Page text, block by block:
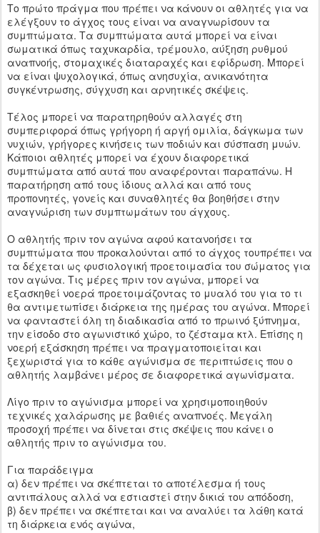
Το πρώτο πράγμα που πρέπει να κάνουν οι αθλητές για να
ελέγξουν το άγχος τους είναι να αναγνωρίσουν τα
συμπτώματα. Τα συμπτώματα αυτά μπορεί να είναι
σωματικά όπως ταχυκαρδία, τρέμουλο, αύξηση ρυθμού
αναπνοής, στομαχικές διαταραχές και εφίδρωση. Μπορεί
να είναι ψυχολογικά, όπως ανησυχία, ανικανότητα
συγκέντρωσης, σύγχυση και αρνητικές σκέψεις.
Τέλος μπορεί να παρατηρηθούν αλλαγές στη
συμπεριφορά όπως γρήγορη ή αργή ομιλία, δάγκωμα των
νυχιών, γρήγορες κινήσεις των ποδιών και σύσπαση μυών.
Κάποιοι αθλητές μπορεί να έχουν διαφορετικά
συμπτώματα από αυτά που αναφέρονται παραπάνω. Η
παρατήρηση από τους ίδιους αλλά και από τους
προπονητές, γονείς και συναθλητές θα βοηθήσει στην
αναγνώριση των συμπτωμάτων του άγχους.
Ο αθλητής πριν τον αγώνα αφού κατανοήσει τα
συμπτώματα που προκαλούνται από το άγχος τουπρέπει να
τα δέχεται ως φυσιολογική προετοιμασία του σώματος για
τον αγώνα. Τις μέρες πριν τον αγώνα, μπορεί να
εξασκηθεί νοερά προετοιμάζοντας το μυαλό του για το τι
θα αντιμετωπίσει διάρκεια της ημέρας του αγώνα. Μπορεί
να φανταστεί όλη τη διαδικασία από το πρωινό ξύπνημα,
την είσοδο στο αγωνιστικό χώρο, το ζέσταμα κτλ. Επίσης η
νοερή εξάσκηση πρέπει να πραγματοποιείται και
ξεχωριστά για το κάθε αγώνισμα σε περιπτώσεις που ο
αθλητής λαμβάνει μέρος σε διαφορετικά αγωνίσματα.
Λίγο πριν το αγώνισμα μπορεί να χρησιμοποιηθούν
τεχνικές χαλάρωσης με βαθιές αναπνοές. Μεγάλη
προσοχή πρέπει να δίνεται στις σκέψεις που κάνει ο
αθλητής πριν το αγώνισμα του.
Για παράδειγμα
α) δεν πρέπει να σκέπτεται το αποτέλεσμα ή τους
αντιπάλους αλλά να εστιαστεί στην δικιά του απόδοση,
β) δεν πρέπει να σκέπτεται και να αναλύει τα λάθη κατά
τη διάρκεια ενός αγώνα,